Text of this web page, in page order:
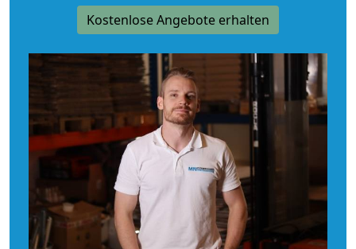
Kostenlose Angebote erhalten